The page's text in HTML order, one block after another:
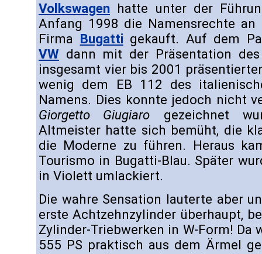
Volkswagen hatte unter der
Anfang 1998 die Namensrechte
Firma Bugattigekauft. Auf dem
VW dann mit der Präsentation
insgesamt vier bis 2001
wenig dem EB 112 des
Namens. Dies konnte jedoch nicht
Giorgetto Giugiaro gezeichnet
Altmeister hatte sich bemüht, die
die Moderne zu führen. Heraus
Tourismo in Bugatti-Blau. Später
in Violett umlackiert.
Die wahre Sensation lauterte aber
erste Achtzehnzylinder überhaupt,
Zylinder-Triebwerken in W-Form! Da
555 PS praktisch aus dem Ärmel